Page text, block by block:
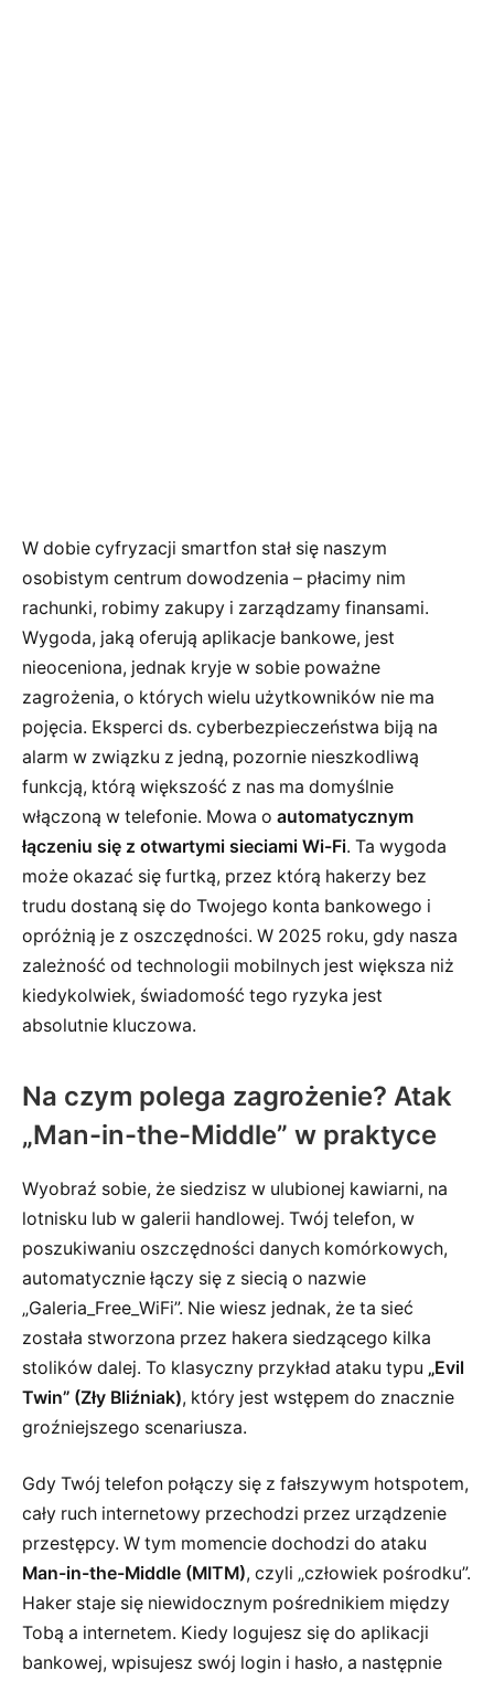
W dobie cyfryzacji smartfon stał się naszym
osobistym centrum dowodzenia – płacimy nim
rachunki, robimy zakupy i zarządzamy finansami.
Wygoda, jaką oferują aplikacje bankowe, jest
nieoceniona, jednak kryje w sobie poważne
zagrożenia, o których wielu użytkowników nie ma
pojęcia. Eksperci ds. cyberbezpieczeństwa biją na
alarm w związku z jedną, pozornie nieszkodliwą
funkcją, którą większość z nas ma domyślnie
włączoną w telefonie. Mowa o automatycznym
łączeniu się z otwartymi sieciami Wi-Fi. Ta wygoda
może okazać się furtką, przez którą hakerzy bez
trudu dostaną się do Twojego konta bankowego i
opróżnią je z oszczędności. W 2025 roku, gdy nasza
zależność od technologii mobilnych jest większa niż
kiedykolwiek, świadomość tego ryzyka jest
absolutnie kluczowa.
Na czym polega zagrożenie? Atak
„Man-in-the-Middle” w praktyce
Wyobraź sobie, że siedzisz w ulubionej kawiarni, na
lotnisku lub w galerii handlowej. Twój telefon, w
poszukiwaniu oszczędności danych komórkowych,
automatycznie łączy się z siecią o nazwie
„Galeria_Free_WiFi”. Nie wiesz jednak, że ta sieć
została stworzona przez hakera siedzącego kilka
stolików dalej. To klasyczny przykład ataku typu „Evil
Twin” (Zły Bliźniak), który jest wstępem do znacznie
groźniejszego scenariusza.
Gdy Twój telefon połączy się z fałszywym hotspotem,
cały ruch internetowy przechodzi przez urządzenie
przestępcy. W tym momencie dochodzi do ataku
Man-in-the-Middle (MITM), czyli „człowiek pośrodku”.
Haker staje się niewidocznym pośrednikiem między
Tobą a internetem. Kiedy logujesz się do aplikacji
bankowej, wpisujesz swój login i hasło, a następnie